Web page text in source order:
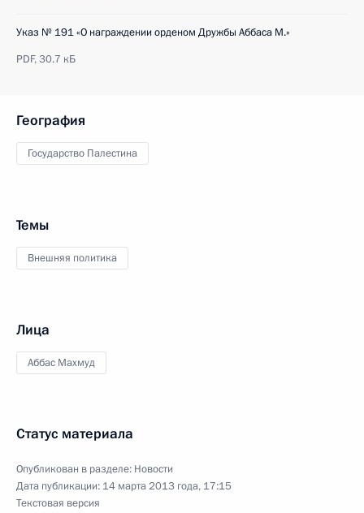
Указ № 191 «О награждении орденом Дружбы Аббаса М.»
PDF,30.7 кБ
География
Государство Палестина
Темы
Внешняя политика
Лица
Аббас Махмуд
Статус материала
Опубликован в разделе: Новости
Дата публикации: 14 марта 2013 года, 17:15
Текстовая версия